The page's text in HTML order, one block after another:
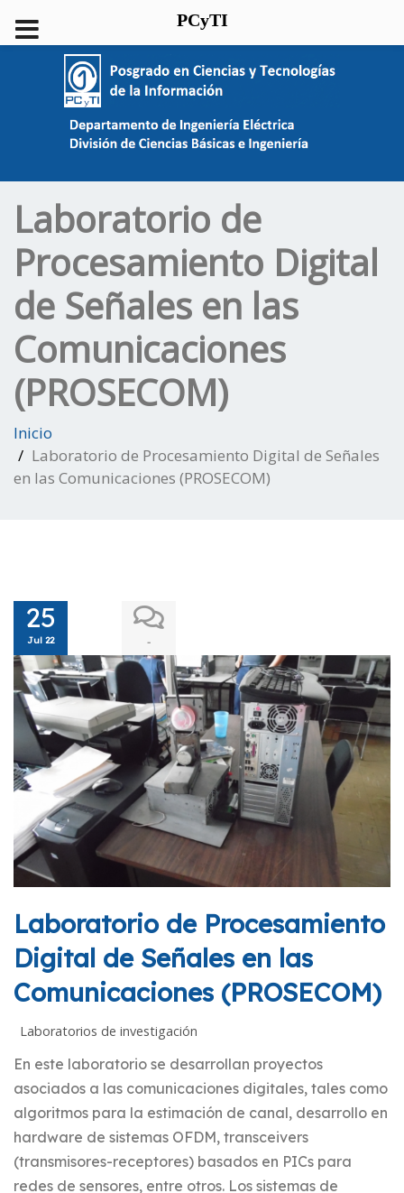
Laboratorio de
Procesamiento Digital
de Señales en las
Comunicaciones
(PROSECOM)
Inicio
Laboratorio de Procesamiento Digital de Señales
en las Comunicaciones (PROSECOM)
25
Jul 22 -
Laboratorio de Procesamiento
Digital de Señales en las
Comunicaciones (PROSECOM)
Laboratorios de investigación
En este laboratorio se desarrollan proyectos
asociados a las comunicaciones digitales, tales como
algoritmos para la estimación de canal, desarrollo en
hardware de sistemas OFDM, transceivers
(transmisores-receptores) basados en PICs para
redes de sensores, entre otros. Los sistemas de
PCyTI